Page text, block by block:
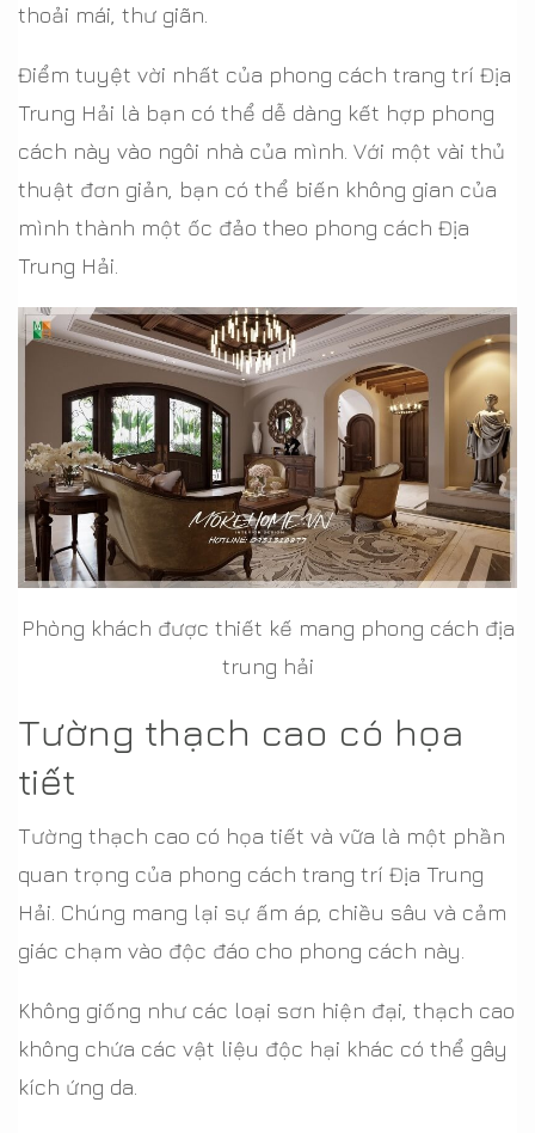
thoải mái, thư giãn.
Điểm tuyệt vời nhất của phong cách trang trí Địa
Trung Hải là bạn có thể dễ dàng kết hợp phong
cách này vào ngôi nhà của mình. Với một vài thủ
thuật đơn giản, bạn có thể biến không gian của
mình thành một ốc đảo theo phong cách Địa
Trung Hải.
Phòng khách được thiết kế mang phong cách địa
trung hải
Tường thạch cao có họa
tiết
Tường thạch cao có họa tiết và vữa là một phần
quan trọng của phong cách trang trí Địa Trung
Hải. Chúng mang lại sự ấm áp, chiều sâu và cảm
giác chạm vào độc đáo cho phong cách này.
Không giống như các loại sơn hiện đại, thạch cao
không chứa các vật liệu độc hại khác có thể gây
kích ứng da.